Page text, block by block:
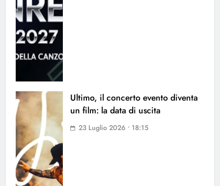
Ultimo, il concerto evento diventa
un film: la data di uscita
23 Luglio 2026 • 18:15